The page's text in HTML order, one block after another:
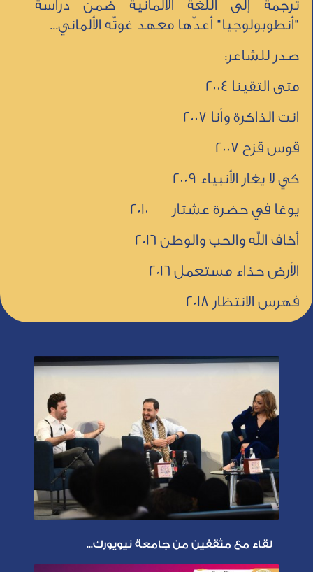
ترجمة إلى اللغة الألمانية ضمن دراسة
"أنطوبولوجيا" أعدّها معهد غوتّه الألماني...
صدر للشاعر:
متى التقينا 2004
انت الذاكرة وأنا 2007
قوس قزح 2007
كي لا يغار الأنبياء 2009
يوغا في حضرة عشتار 2010
أخاف الله والحب والوطن 2016
الأرض حذاء مستعمل 2016
فهرس الانتظار 2018
لقاء مع مثقفين من جامعة نيويورك...